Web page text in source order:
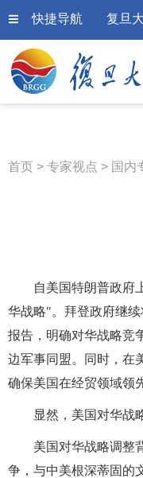
快捷导航 复旦
首页 > 专家视点 > 国内
自美国特朗普政府
华战略"。拜登政府继
报告，明确对华战略竞
边军事同盟。同时，在
确保美国在经贸领域领
显然，美国对华战
美国对华战略调整
争，与中美根深蒂固的